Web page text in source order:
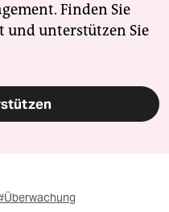
Finden Sie
und unterstützen Sie